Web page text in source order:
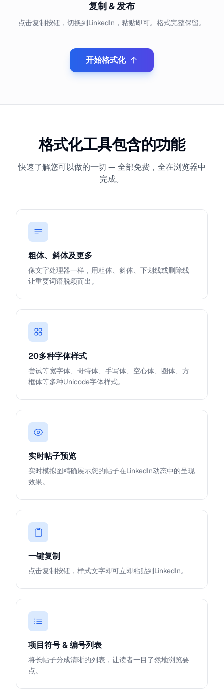
复制 & 发布
点击复制按钮，切换到LinkedIn，粘贴即可。格式完整保留。
开始格式化
格式化工具包含的功能
快速了解您可以做的一切 — 全部免费，全在浏览器中
完成。
粗体、斜体及更多
像文字处理器一样，用粗体、斜体、下划线或删除线
让重要词语脱颖而出。
20多种字体样式
尝试等宽字体、哥特体、手写体、空心体、圈体、方
框体等多种Unicode字体样式。
实时帖子预览
实时模拟图精确展示您的帖子在LinkedIn动态中的呈现
效果。
一键复制
点击复制按钮，样式文字即可立即粘贴到LinkedIn。
项目符号 & 编号列表
将长帖子分成清晰的列表，让读者一目了然地浏览要
点。